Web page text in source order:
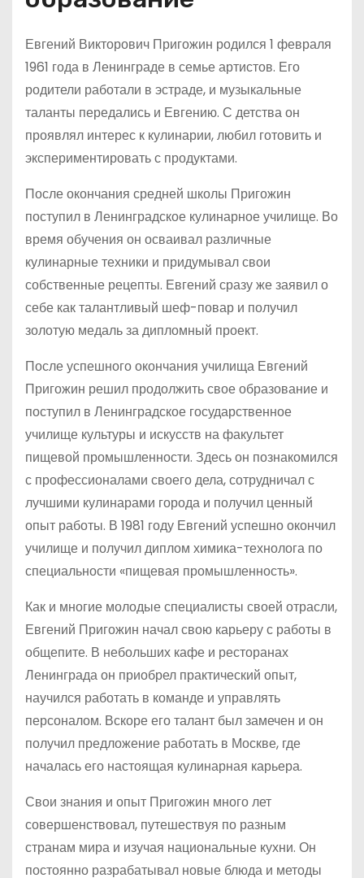
Евгений Викторович Пригожин родился 1 февраля
1961 года в Ленинграде в семье артистов. Его
родители работали в эстраде, и музыкальные
таланты передались и Евгению. С детства он
проявлял интерес к кулинарии, любил готовить и
экспериментировать с продуктами.
После окончания средней школы Пригожин
поступил в Ленинградское кулинарное училище. Во
время обучения он осваивал различные
кулинарные техники и придумывал свои
собственные рецепты. Евгений сразу же заявил о
себе как талантливый шеф-повар и получил
золотую медаль за дипломный проект.
После успешного окончания училища Евгений
Пригожин решил продолжить свое образование и
поступил в Ленинградское государственное
училище культуры и искусств на факультет
пищевой промышленности. Здесь он познакомился
с профессионалами своего дела, сотрудничал с
лучшими кулинарами города и получил ценный
опыт работы. В 1981 году Евгений успешно окончил
училище и получил диплом химика-технолога по
специальности «пищевая промышленность».
Как и многие молодые специалисты своей отрасли,
Евгений Пригожин начал свою карьеру с работы в
общепите. В небольших кафе и ресторанах
Ленинграда он приобрел практический опыт,
научился работать в команде и управлять
персоналом. Вскоре его талант был замечен и он
получил предложение работать в Москве, где
началась его настоящая кулинарная карьера.
Свои знания и опыт Пригожин много лет
совершенствовал, путешествуя по разным
странам мира и изучая национальные кухни. Он
постоянно разрабатывал новые блюда и методы